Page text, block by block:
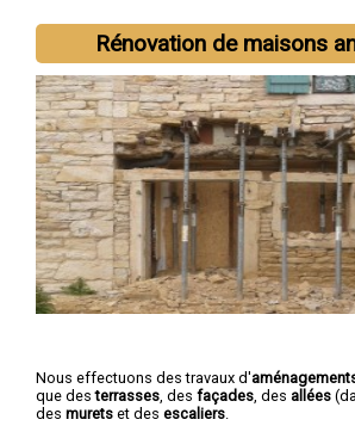
Rénovation de maisons
Nous effectuons des travaux d'
que desterrasses , des façades , des allées
des murets et des escaliers